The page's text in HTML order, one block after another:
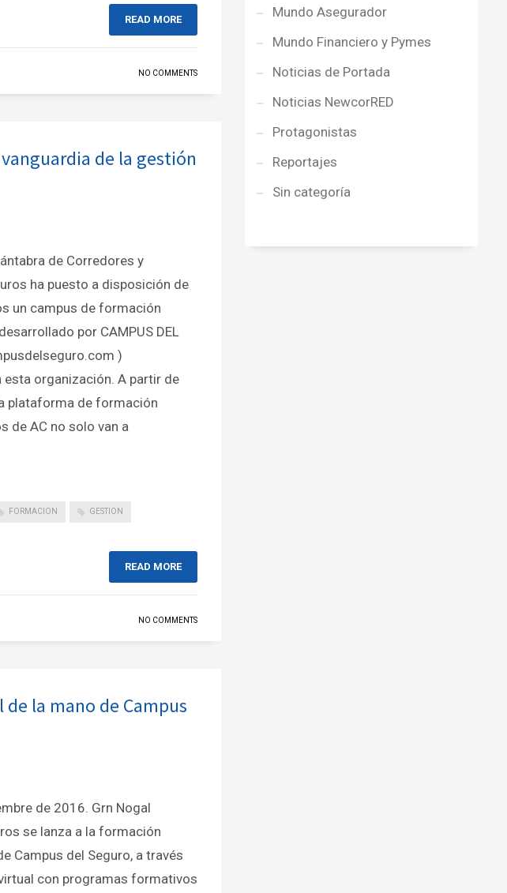
READ MORE
NO COMMENTS
de la gestión
de Corredores y
ha puesto a disposición de
un campus de formación
por CAMPUS DEL
)
esta organización. A partir de
plataforma de formación
de AC no solo van a
FORMACION GESTION
READ MORE
NO COMMENTS
la mano de Campus
de 2016. Grn Nogal
se lanza a la formación
Campus del Seguro, a través
con programas formativos
Mundo Asegurador
Mundo Financiero y Pymes
Noticias de Portada
Noticias NewcorRED
Protagonistas
Reportajes
Sin categoría